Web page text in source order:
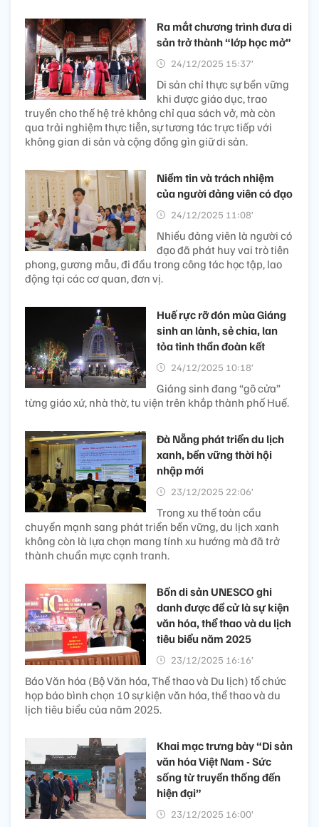
Ra mắt chương trình đưa di
sản trở thành “lớp học mở”
24/12/2025 15:37’
Di sản chỉ thực sự bền vững
khi được giáo dục, trao
truyền cho thế hệ trẻ không chỉ qua sách vở, mà còn
qua trải nghiệm thực tiễn, sự tương tác trực tiếp với
không gian di sản và cộng đồng gìn giữ di sản.
Niềm tin và trách nhiệm
của người đảng viên có đạo
24/12/2025 11:08’
Nhiều đảng viên là người có
đạo đã phát huy vai trò tiên
phong, gương mẫu, đi đầu trong công tác học tập, lao
động tại các cơ quan, đơn vị.
Huế rực rỡ đón mùa Giáng
sinh an lành, sẻ chia, lan
tỏa tinh thần đoàn kết
24/12/2025 10:18’
Giáng sinh đang “gõ cửa”
từng giáo xứ, nhà thờ, tu viện trên khắp thành phố Huế.
Đà Nẵng phát triển du lịch
xanh, bền vững thời hội
nhập mới
23/12/2025 22:06’
Trong xu thế toàn cầu
chuyển mạnh sang phát triển bền vững, du lịch xanh
không còn là lựa chọn mang tính xu hướng mà đã trở
thành chuẩn mực cạnh tranh.
Bốn di sản UNESCO ghi
danh được đề cử là sự kiện
văn hóa, thể thao và du lịch
tiêu biểu năm 2025
23/12/2025 16:16’
Báo Văn hóa (Bộ Văn hóa, Thể thao và Du lịch) tổ chức
họp báo bình chọn 10 sự kiện văn hóa, thể thao và du
lịch tiêu biểu của năm 2025.
Khai mạc trưng bày “Di sản
văn hóa Việt Nam - Sức
sống từ truyền thống đến
hiện đại”
23/12/2025 16:00’